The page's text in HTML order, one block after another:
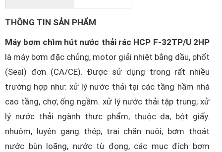
THÔNG TIN SẢN PHẨM
Máy bơm chìm hút nước thải rác HCP F-32TP/U 2HP
là máy bơm đặc chủng, motor giải nhiệt bằng dầu, phốt
(Seal) đơn (CA/CE). Được sử dụng trong rất nhiều
trường hợp như: xử lý nước thải tại các tầng hầm nhà
cao tầng, chợ, ống ngầm. xử lý nước thải tập trung; xử
lý nước thải ngành thực phẩm, thuộc da, bột giấy.
nhuộm, luyện gang thép, trại chăn nuôi; bơm thoát
nước bùn loãng, nước tù đọng, các mục đích bơm